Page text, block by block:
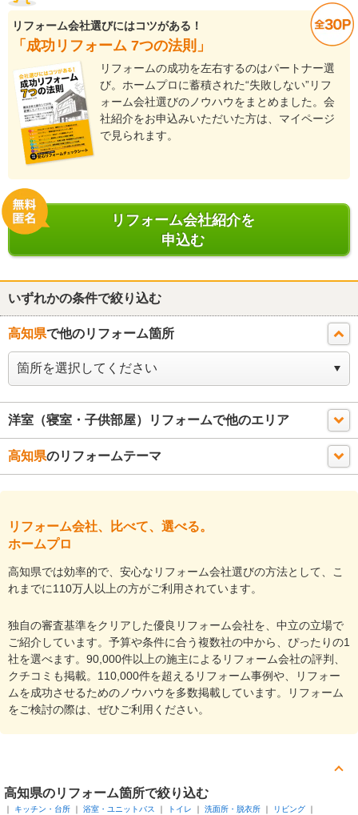
リフォーム会社選びにはコツがある！
「成功リフォーム 7つの法則」
リフォームの成功を左右するのはパートナー選
び。ホームプロに蓄積された“失敗しない”リフ
ォーム会社選びのノウハウをまとめました。会
社紹介をお申込みいただいた方は、マイページ
で見られます。
リフォーム会社紹介を
申込む
いずれかの条件で絞り込む
高知県で他のリフォーム箇所
洋室（寝室・子供部屋）リフォームで他のエリア
高知県のリフォームテーマ
リフォーム会社、比べて、選べる。
ホームプロ
高知県では効率的で、安心なリフォーム会社選びの方法として、こ
れまでに110万人以上の方がご利用されています。
独自の審査基準をクリアした優良リフォーム会社を、中立の立場で
ご紹介しています。予算や条件に合う複数社の中から、ぴったりの1
社を選べます。90,000件以上の施主によるリフォーム会社の評判、
クチコミも掲載。110,000件を超えるリフォーム事例や、リフォー
ムを成功させるためのノウハウを多数掲載しています。リフォーム
をご検討の際は、ぜひご利用ください。
高知県のリフォーム箇所で絞り込む
キッチン・台所 浴室・ユニットバス トイレ 洗面所・脱衣所
リビング